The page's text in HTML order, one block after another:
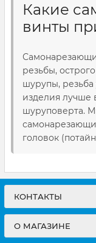
Какие
винты
резьбы,
шурупы,
изделия лучше
шуруповерта.
головок
КОНТАКТЫ
О МАГАЗИНЕ